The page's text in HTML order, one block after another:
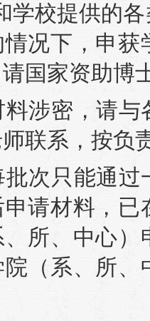
学校提供的
况下，申
国家资助博
料涉密，请
联系，按负
批次只能通
请材料，
所、中心
（系、所